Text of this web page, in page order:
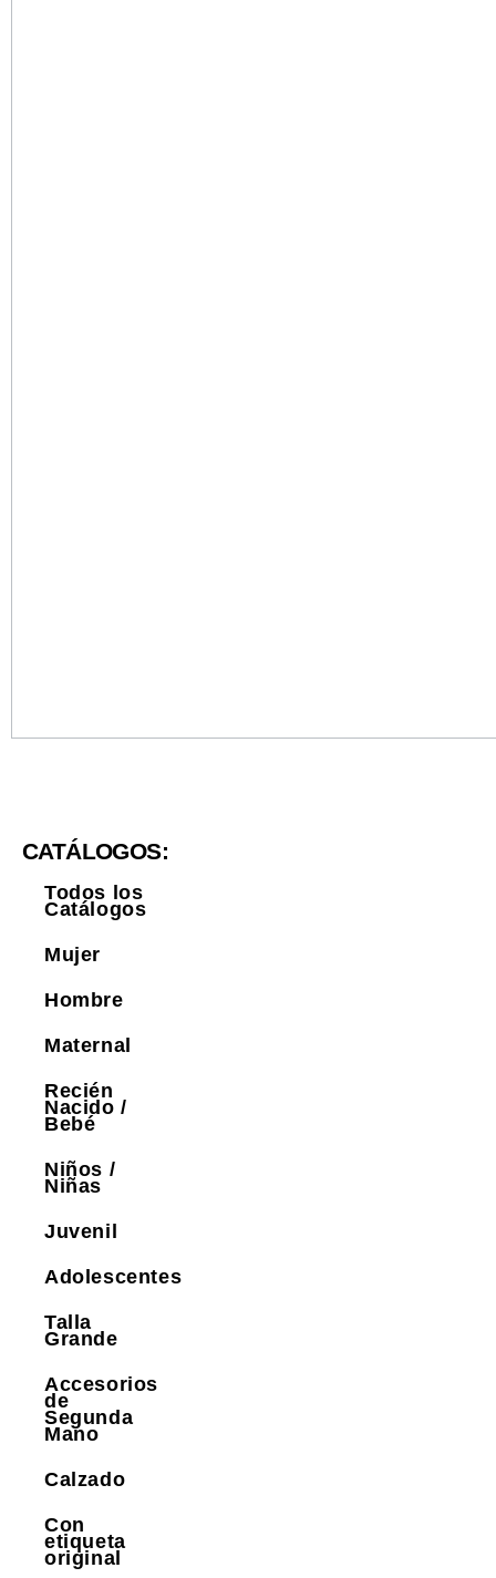
CATÁLOGOS:
Todos los
Catálogos
Mujer
Hombre
Maternal
Recién
Nacido /
Bebé
Niños /
Niñas
Juvenil
Adolescentes
Talla
Grande
Accesorios
de
Segunda
Mano
Calzado
Con
etiqueta
original